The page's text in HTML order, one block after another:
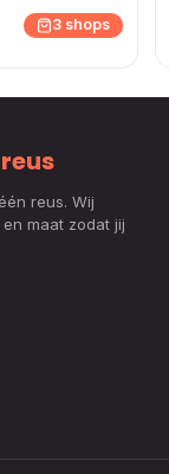
3 shops
reus
reus. Wij
maat zodat jij